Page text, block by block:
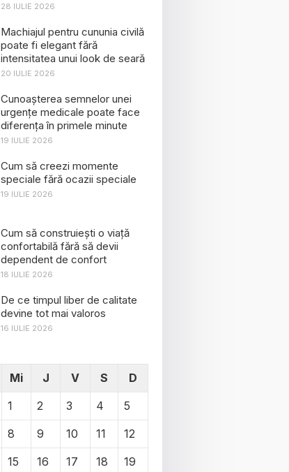
28 IULIE 2026
Machiajul pentru cununia civilă
poate fi elegant fără
intensitatea unui look de seară
20 IULIE 2026
Cunoașterea semnelor unei
urgențe medicale poate face
diferența în primele minute
19 IULIE 2026
Cum să creezi momente
speciale fără ocazii speciale
19 IULIE 2026
Cum să construiești o viață
confortabilă fără să devii
dependent de confort
18 IULIE 2026
De ce timpul liber de calitate
devine tot mai valoros
16 IULIE 2026
Mi J V S
D
1
2 3 4
5
8 9 10 11
12
15 16 17 18 19